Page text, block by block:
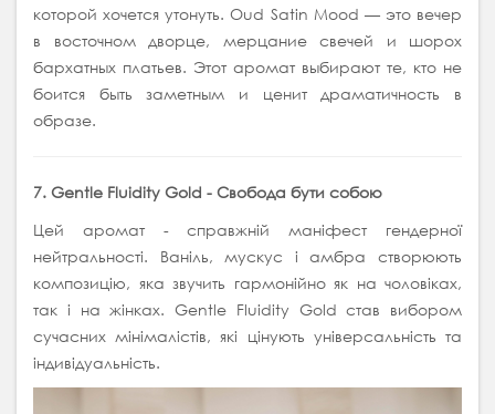
которой хочется утонуть. Oud Satin Mood — это вечер
в восточном дворце, мерцание свечей и шорох
бархатных платьев. Этот аромат выбирают те, кто не
боится быть заметным и ценит драматичность в
образе.
7. Gentle Fluidity Gold - Свобода бути собою
Цей аромат - справжній маніфест гендерної
нейтральності. Ваніль, мускус і амбра створюють
композицію, яка звучить гармонійно як на чоловіках,
так і на жінках. Gentle Fluidity Gold став вибором
сучасних мінімалістів, які цінують універсальність та
індивідуальність.